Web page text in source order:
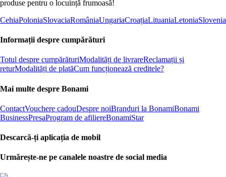
produse pentru o locuință frumoasă!
CehiaPoloniaSlovaciaRomâniaUngariaCroațiaLituaniaLetoniaSlovenia
Informații despre cumpărături
Totul despre cumpărăturiModalități de livrareReclamații și
returModalități de platăCum funcționează creditele?
Mai multe despre Bonami
ContactVouchere cadouDespre noiBranduri la BonamiBonami
BusinessPresaProgram de afiliereBonamiStar
Descarcă-ți aplicația de mobil
Urmărește-ne pe canalele noastre de social media